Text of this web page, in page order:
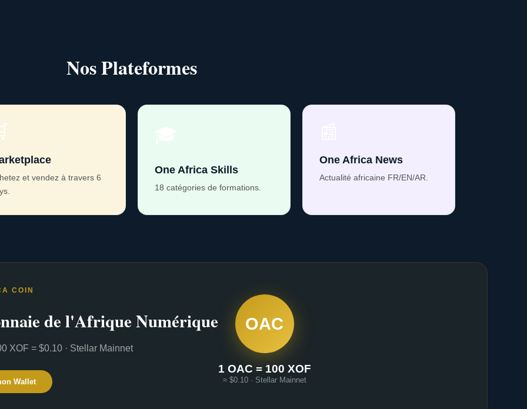
Nos Plateformes
et vendez à travers 6
One Africa Skills
18 catégories de formations.
One Africa News
Actualité africaine FR/EN/AR.
COIN
de l'Afrique Numérique
XOF = $0.10 · Stellar Mainnet
Wallet
OAC
1 OAC = 100 XOF
≈ $0.10 · Stellar Mainnet